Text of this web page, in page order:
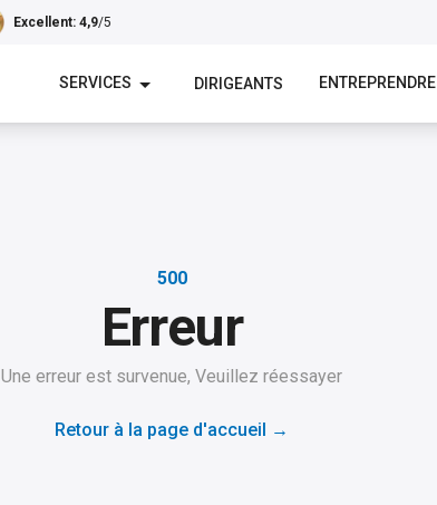
Excellent: 4,9/5
SERVICES DIRIGEANTS ENTREPRENDRE
500
Erreur
Une erreur est survenue, Veuillez réessayer
Retour à la page d'accueil →